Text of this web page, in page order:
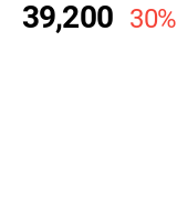
39,200 30%